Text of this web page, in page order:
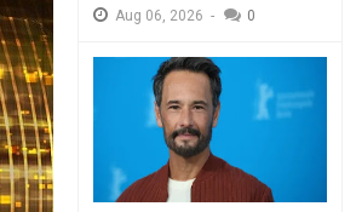
Aug 06, 2026 - 0